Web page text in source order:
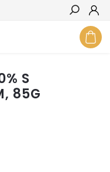
Hľadať
S
85G